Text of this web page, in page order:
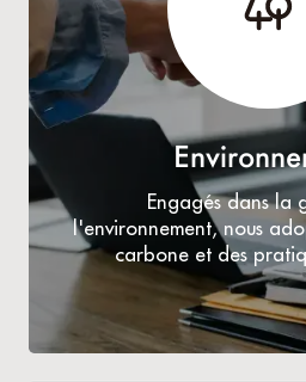
Engagés dans la
l'environnement, nous
carbone et des